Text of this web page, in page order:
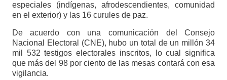
especiales (indígenas, afrodescendientes, comunidad
en el exterior) y las 16 curules de paz.
De acuerdo con una comunicación del Consejo
Nacional Electoral (CNE), hubo un total de un millón 34
mil 532 testigos electorales inscritos, lo cual significa
que más del 98 por ciento de las mesas contará con esa
vigilancia.